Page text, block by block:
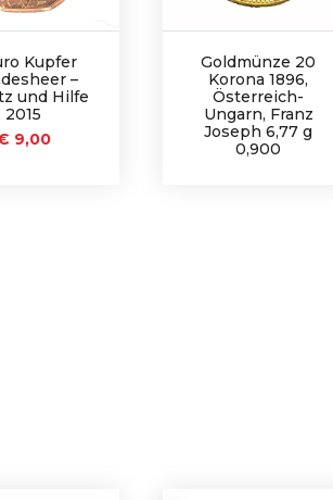
Kupfer
–
und Hilfe
2015
9,00
Goldmünze 20
Korona 1896,
Österreich-
Ungarn, Franz
Joseph 6,77 g
0,900